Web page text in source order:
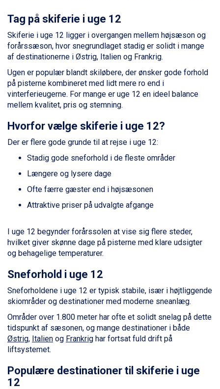
Champoluc fra DKK 3.795
Sestriere fra DKK 4.395
Fieberbrunn fra DKK 6.145
Wagrain fra DKK 4.645
Ischgl fra DKK 7.095
St. Anton fra DKK 7.245
Zell am See fra DKK 4.095
Livigno fra DKK 4.145
Canazei fra DKK 4.745
Alleghe fra DKK 5.595
Bad Gastein fra DKK 4.195
Sauze dOulx fra DKK 4.045
Arabba fra DKK 7.045
Val Thorens fra DKK 5.395
Cervinia fra DKK 5.295
Bad Hofgastein fra DKK 5.495
Passo Tonale fra DKK 3.795
Sölden fra DKK 8.445
Champoluc fra DKK 3.795
Sestriere fra DKK 4.395
Wagrain fra DKK 4.645
Ischgl fra DKK 7.095
St. Anton fra DKK 7.245
Zell am See fra DKK 4.095
Livigno fra DKK 4.145
Canazei fra DKK 4.745
Ponte di Legno fra DKK 4.745
Alleghe fra DKK 5.595
Sauze dOulx fra DKK 4.045
Tag på skiferie i uge 12
Skiferie i uge 12 ligger i overgangen mellem højsæson og
forårssæson, hvor snegrundlaget stadig er solidt i mange
af destinationerne i Østrig, Italien og Frankrig.
Ugen er populær blandt skiløbere, der ønsker gode forhold
på pisterne kombineret med lidt mere ro end i
vinterferieugerne. For mange er uge 12 en ideel balance
mellem kvalitet, pris og stemning.
Hvorfor vælge skiferie i uge 12?
Der er flere gode grunde til at rejse i uge 12:
Stadig gode sneforhold i de fleste områder
Længere og lysere dage
Ofte færre gæster end i højsæsonen
Attraktive priser på udvalgte afgange
I uge 12 begynder forårssolen at vise sig flere steder,
hvilket giver skønne dage på pisterne med klare udsigter
og behagelige temperaturer.
Sneforhold i uge 12
Sneforholdene i uge 12 er typisk stabile, især i højtliggende
skiområder og destinationer med moderne sneanlæg.
Områder over 1.800 meter har ofte et solidt snelag på dette
tidspunkt af sæsonen, og mange destinationer i både
Østrig, Italien og Frankrig har fortsat fuld drift på
liftsystemet.
Populære destinationer til skiferie i uge
12